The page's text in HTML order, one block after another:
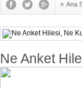
» Ana
Ne Anket